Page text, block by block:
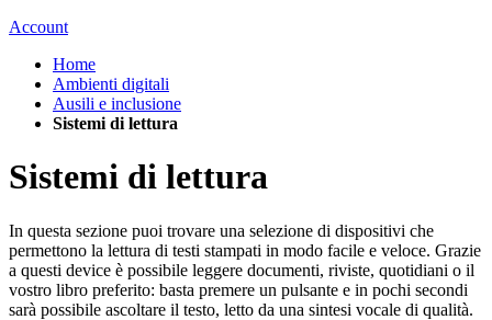
Account
Home
Ambienti digitali
Ausili e inclusione
Sistemi di lettura
Sistemi di lettura
In questa sezione puoi trovare una selezione di dispositivi che
permettono la lettura di testi stampati in modo facile e veloce. Grazie
a questi device è possibile leggere documenti, riviste, quotidiani o il
vostro libro preferito: basta premere un pulsante e in pochi secondi
sarà possibile ascoltare il testo, letto da una sintesi vocale di qualità.